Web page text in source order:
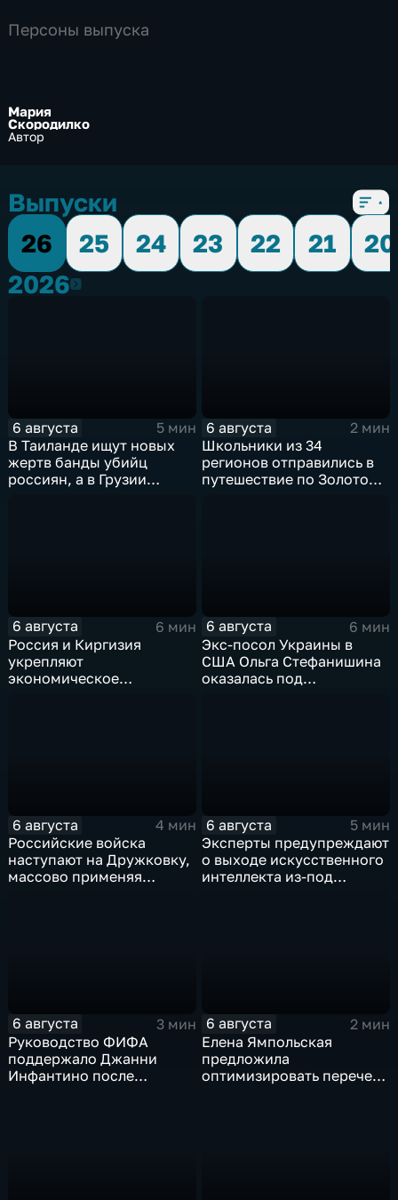
Персоны выпуска
Мария
Скородилко
Автор
Выпуски
26
25 24 23 22 21
20
20262026
6 августа
5 мин
В Таиланде ищут новых
жертв банды убийц
россиян, а в Грузии
6 августа
2 мин
Школьники из 34
регионов отправились в
путешествие по Золотому
6 августа
6 мин
Россия и Киргизия
укрепляют
экономическое
6 августа
6 мин
Экс-посол Украины в
США Ольга Стефанишина
оказалась под
6 августа
4 мин
Российские войска
наступают на Дружковку,
массово применяя
6 августа
5 мин
Эксперты предупреждают
о выходе искусственного
интеллекта из-под
6 августа
3 мин
Руководство ФИФА
поддержало Джанни
Инфантино после
6 августа
2 мин
Елена Ямпольская
предложила
оптимизировать перечень